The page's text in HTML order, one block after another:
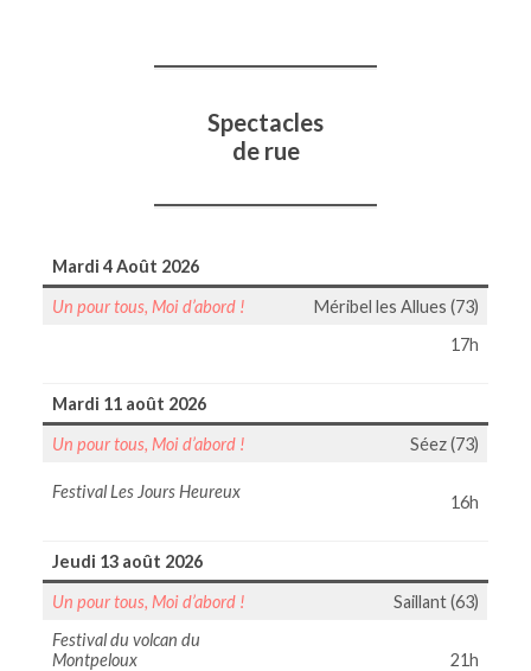
Spectacles
de rue
Mardi 4 Août 2026
Un pour tous, Moi d’abord !
Méribel les Allues (73)
17h
Mardi 11 août 2026
Un pour tous, Moi d’abord !
Séez (73)
Festival Les Jours Heureux
16h
Jeudi 13 août 2026
Un pour tous, Moi d’abord !
Saillant (63)
Festival du volcan du
Montpeloux
21h